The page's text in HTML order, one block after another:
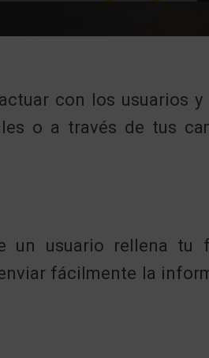
con los usuarios
o a través de tus
un usuario rellena tu
fácilmente la